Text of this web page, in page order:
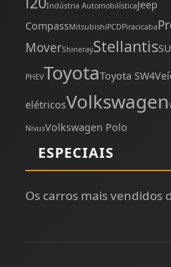
Indústria AutomobilísticaJeep
CompassMitsubishiPCDPiracicaba
MoverShinerayStellantis
PHEVToyotaToyota SW4
elétricosVolkswagen
NivusVolkswagen Polo
ESPECIAIS
Os carros mais vendidos